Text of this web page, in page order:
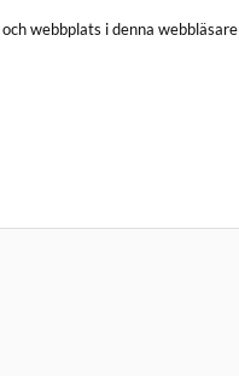
webbplats i denna